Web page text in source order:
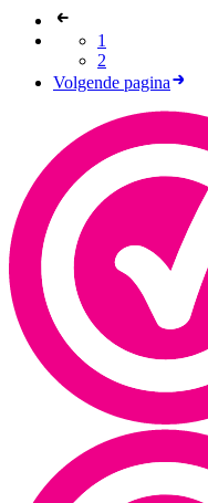
1
2
Volgende pagina